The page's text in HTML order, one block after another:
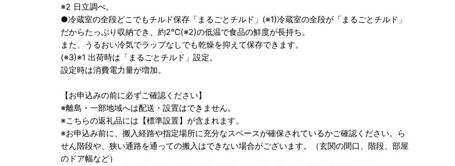
※2 日立調べ。
●冷蔵室の全段どこでもチルド保存「まるごとチルド」(※1)冷蔵室の全段が「まるごとチルド」
だからたっぷり収納でき、約2℃(※2)の低温で食品の鮮度が長持ち。
また、うるおい冷気でラップなしでも乾燥を抑えて保存できます。
(※3)※1 出荷時は「まるごとチルド」設定。
設定時は消費電力量が増加。
【お申込みの前に必ずご確認ください】
※離島・一部地域へは配送・設置はできません。
※こちらの返礼品には【標準設置】が含まれます。
※お申込み前に、搬入経路や指定場所に充分なスペースが確保されているかご確認ください。ら
せん階段や、狭い通路を通っての搬入はできない場合がございます。（玄関の間口、階段、部屋
のドア幅など）